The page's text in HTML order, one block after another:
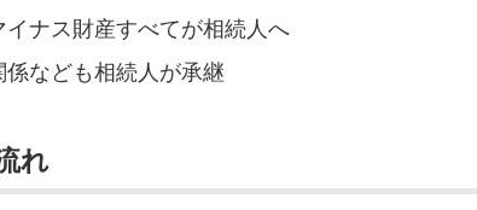
ナス財産すべてが相続人へ
なども相続人が承継
れ